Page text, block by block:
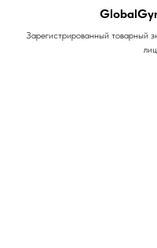
Зарегистрированный товарный